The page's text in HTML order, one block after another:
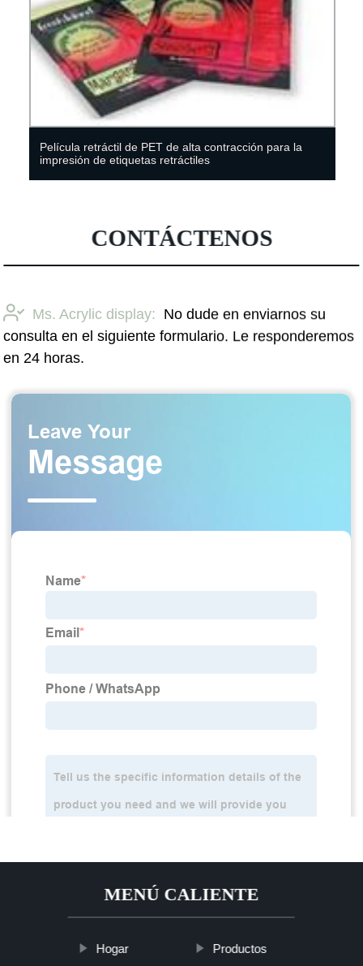
Película retráctil de PET de alta contracción para la
impresión de etiquetas retráctiles
CONTÁCTENOS
Ms. Acrylic display: No dude en enviarnos su
consulta en el siguiente formulario. Le responderemos
en 24 horas.
MENÚ CALIENTE
Hogar Productos